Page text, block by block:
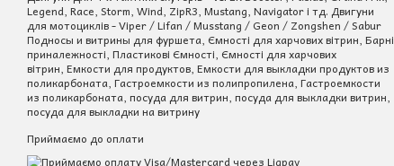
Legend, Race, Storm, Wind, ZipR3, Mustang, Navigator і тд. Двигуни
для мотоциклів - Viper / Lifan / Musstang / Geon / Zongshen / Sabur
Подносы и витрины для фуршета, Ємності для харчових вітрин, Барні
приналежності, Пластикові Ємності, Ємності для харчових
вітрин, Емкости для продуктов, Емкости для выкладки продуктов из
поликарбоната, Гастроемкости из полипропилена, Гастроемкости
из поликарбоната, посуда для витрин, посуда для выкладки витрин,
посуда для выкладки на витрину
Приймаємо до оплати